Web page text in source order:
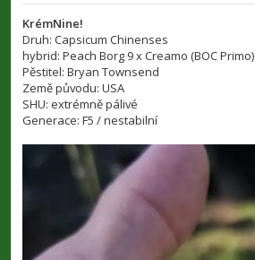
ř
í
p
ě
v
e
k
KrémNine!
Druh: Capsicum Chinenses
hybrid: Peach Borg 9 x Creamo (BOC Primo)
Pěstitel: Bryan Townsend
Země původu: USA
SHU: extrémně pálivé
Generace: F5 / nestabilní